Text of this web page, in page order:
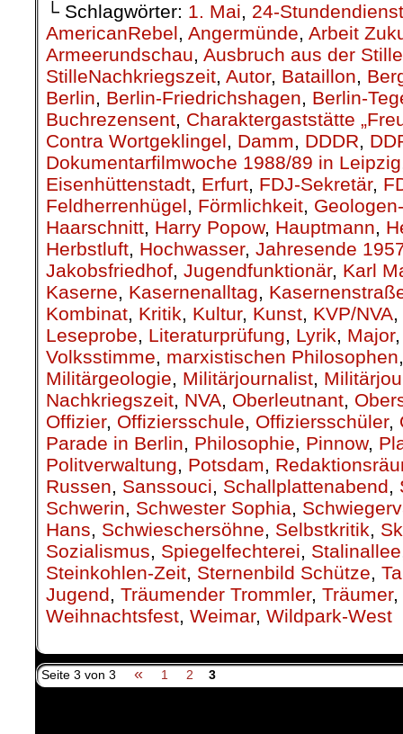
└ Schlagwörter: 1. Mai, 24-Stundendienst
AmericanRebel, Angermünde, Arbeit
Armeerundschau, Ausbruch aus der Stille
StilleNachkriegszeit, Autor, Bataillon,
Berlin, Berlin-Friedrichshagen, Berlin-
Buchrezensent, Charaktergaststätte
Contra Wortgeklingel, Damm, DDDR,
Dokumentarfilmwoche 1988/89 in Leipzig
Eisenhüttenstadt, Erfurt, FDJ-Sekretär,
Feldherrenhügel, Förmlichkeit,
Haarschnitt, Harry Popow, Hauptmann,
Herbstluft, Hochwasser, Jahresende
Jakobsfriedhof, Jugendfunktionär, Karl
Kaserne, Kasernenalltag,
Kombinat, Kritik, Kultur, Kunst, KVP/NVA,
Leseprobe, Literaturprüfung, Lyrik, Major
Volksstimme, marxistischen Philosophen
Militärgeologie, Militärjournalist,
Nachkriegszeit, NVA, Oberleutnant,
Offizier, Offiziersschule, Offiziersschüler,
Parade in Berlin, Philosophie, Pinnow,
Politverwaltung, Potsdam,
Russen, Sanssouci, Schallplattenabend,
Schwerin, Schwester Sophia,
Hans, Schwieschersöhne, Selbstkritik,
Sozialismus, Spiegelfechterei, Stalinallee
Steinkohlen-Zeit, Sternenbild Schütze,
Jugend, Träumender Trommler, Träumer,
Weihnachtsfest, Weimar, Wildpark-West
Seite 3 von 3 « 1 2 3